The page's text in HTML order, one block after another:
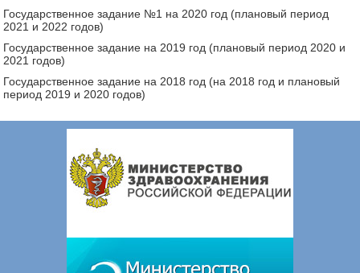
Государственное задание №1 на 2020 год (плановый период
2021 и 2022 годов)
Государственное задание на 2019 год (плановый период 2020 и
2021 годов)
Государственное задание на 2018 год (на 2018 год и плановый
период 2019 и 2020 годов)